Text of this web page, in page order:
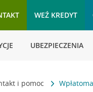
WEŹ KREDYT
UBEZPIECZENIA
i pomoc